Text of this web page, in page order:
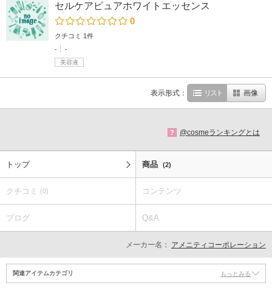
セルケアピュアホワイトエッセンス
0
クチコミ 1件
-
-
美容液
表示形式： リスト 画像
? @cosmeランキングとは
トップ 商品 (2)
クチコミ (0) コンテンツ
ブログ Q&A
メーカー名： アメニティコーポレーション
関連アイテムカテゴリ もっとみる